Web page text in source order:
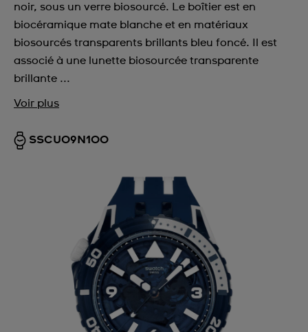
noir, sous un verre biosourcé. Le boîtier est en
biocéramique mate blanche et en matériaux
biosourcés transparents brillants bleu foncé. Il est
associé à une lunette biosourcée transparente
brillante ...
Voir plus
SSCU09N100